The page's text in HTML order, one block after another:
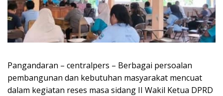
Pangandaran – centralpers – Berbagai persoalan
pembangunan dan kebutuhan masyarakat mencuat
dalam kegiatan reses masa sidang II Wakil Ketua DPRD